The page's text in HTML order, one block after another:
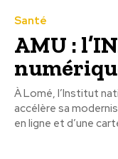
Santé
AMU :
À Lomé, l’Institut
accélère sa
en ligne et d’une